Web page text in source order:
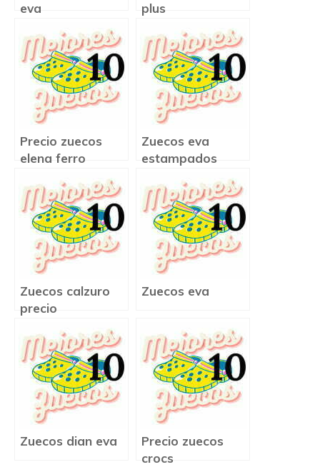
eva
plus
Precio zuecos
elena ferro
Zuecos eva
estampados
Zuecos calzuro
precio
Zuecos eva
Zuecos dian eva
Precio zuecos
crocs